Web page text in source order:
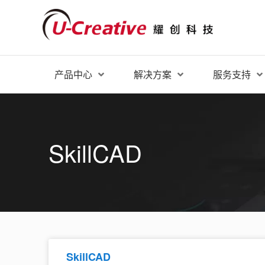
产品中心 解决方案 服务支持
SkillCAD
SkillCAD